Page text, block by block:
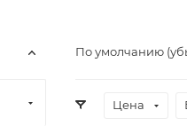
По умолчанию
Цена